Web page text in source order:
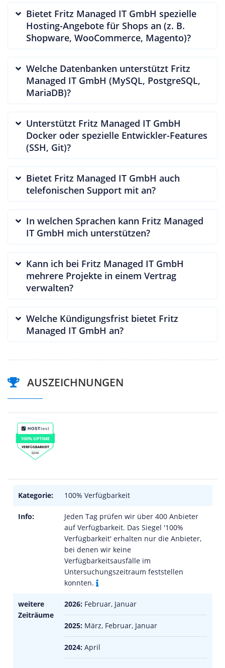
Bietet Fritz Managed IT GmbH spezielle
Hosting-Angebote für Shops an (z. B.
Shopware, WooCommerce, Magento)?
Welche Datenbanken unterstützt Fritz
Managed IT GmbH (MySQL, PostgreSQL,
MariaDB)?
Unterstützt Fritz Managed IT GmbH
Docker oder spezielle Entwickler-Features
(SSH, Git)?
Bietet Fritz Managed IT GmbH auch
telefonischen Support mit an?
In welchen Sprachen kann Fritz Managed
IT GmbH mich unterstützen?
Kann ich bei Fritz Managed IT GmbH
mehrere Projekte in einem Vertrag
verwalten?
Welche Kündigungsfrist bietet Fritz
Managed IT GmbH an?
AUSZEICHNUNGEN
Kategorie: 100% Verfügbarkeit
Info:
Jeden Tag prüfen wir über 400 Anbieter
auf Verfügbarkeit. Das Siegel '100%
Verfügbarkeit' erhalten nur die Anbieter,
bei denen wir keine
Verfügbarkeitsausfälle im
Untersuchungszeitraum feststellen
konnten.
weitere
Zeiträume
2026: Februar, Januar
2025: März, Februar, Januar
2024: April